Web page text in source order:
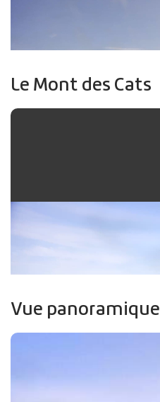
Le Mont des Cats
Vue panoramique